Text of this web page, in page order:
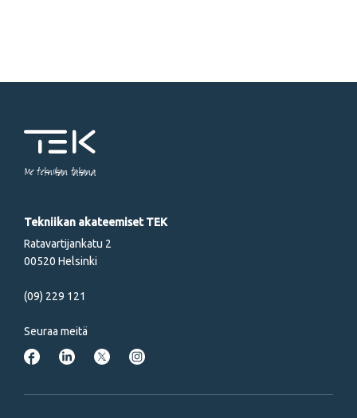
Me tekniikan takana
Tekniikan akateemiset TEK
Ratavartijankatu 2
00520 Helsinki
(09) 229 121
Seuraa meitä